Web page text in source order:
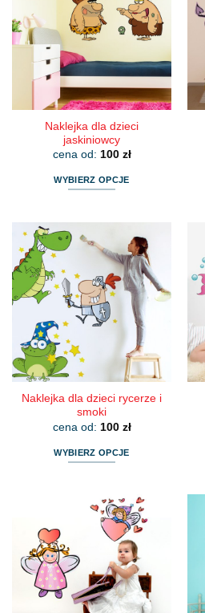
Opcje
można
wybrać
na
stronie
produktu
Naklejka dla dzieci
jaskiniowcy
cena od: 100 zł
WYBIERZ OPCJE
wiele
wariantów.
Opcje
można
wybrać
produktu
Naklejka dla dzieci rycerze i
smoki
cena od: 100 zł
WYBIERZ OPCJE
ma
wiele
wariantów.
Opcje
można
wybrać
na